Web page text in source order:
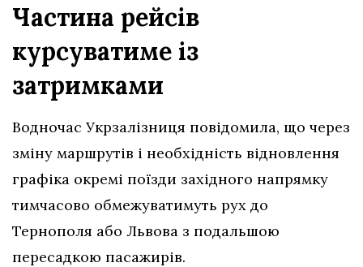
Частина рейсів
курсуватиме із
затримками
Водночас Укрзалізниця повідомила, що через
зміну маршрутів і необхідність відновлення
графіка окремі поїзди західного напрямку
тимчасово обмежуватимуть рух до
Тернополя або Львова з подальшою
пересадкою пасажирів.